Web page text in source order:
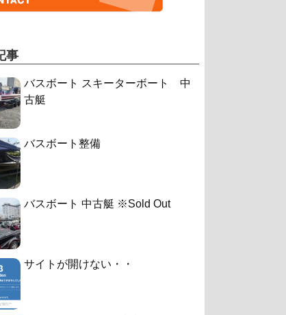
事
バスボート スキーターボート 中
古艇
バスボート整備
バスボート 中古艇 ※Sold Out
サイトが開けない・・